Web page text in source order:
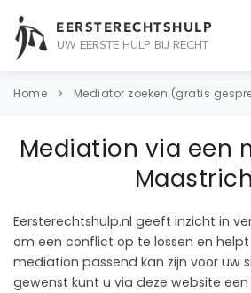
EERSTERECHTSHULP
UW EERSTE HULP BIJ RECHT
ONDERWERPEN
CONTACT
Home Mediator zoeken (gratis
Mediation via een
Eersterechtshulp.nl geeft inzicht in
om een conflict op te lossen en
mediation passend kan zijn voor uw
gewenst kunt u via deze website